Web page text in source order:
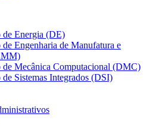
de Energia (DE)
de Engenharia de Manufatura e
de Mecânica Computacional (DMC)
de Sistemas Integrados (DSI)